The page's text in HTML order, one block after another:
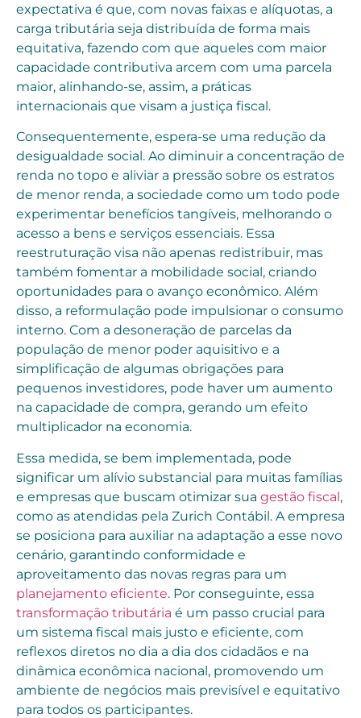
expectativa é que, com novas faixas e alíquotas, a
carga tributária seja distribuída de forma mais
equitativa, fazendo com que aqueles com maior
capacidade contributiva arcem com uma parcela
maior, alinhando-se, assim, a práticas
internacionais que visam a justiça fiscal.
Consequentemente, espera-se uma redução da
desigualdade social. Ao diminuir a concentração de
renda no topo e aliviar a pressão sobre os estratos
de menor renda, a sociedade como um todo pode
experimentar benefícios tangíveis, melhorando o
acesso a bens e serviços essenciais. Essa
reestruturação visa não apenas redistribuir, mas
também fomentar a mobilidade social, criando
oportunidades para o avanço econômico. Além
disso, a reformulação pode impulsionar o consumo
interno. Com a desoneração de parcelas da
população de menor poder aquisitivo e a
simplificação de algumas obrigações para
pequenos investidores, pode haver um aumento
na capacidade de compra, gerando um efeito
multiplicador na economia.
Essa medida, se bem implementada, pode
significar um alívio substancial para muitas famílias
e empresas que buscam otimizar sua gestão fiscal,
como as atendidas pela Zurich Contábil. A empresa
se posiciona para auxiliar na adaptação a esse novo
cenário, garantindo conformidade e
aproveitamento das novas regras para um
planejamento eficiente. Por conseguinte, essa
transformação tributária é um passo crucial para
um sistema fiscal mais justo e eficiente, com
reflexos diretos no dia a dia dos cidadãos e na
dinâmica econômica nacional, promovendo um
ambiente de negócios mais previsível e equitativo
para todos os participantes.